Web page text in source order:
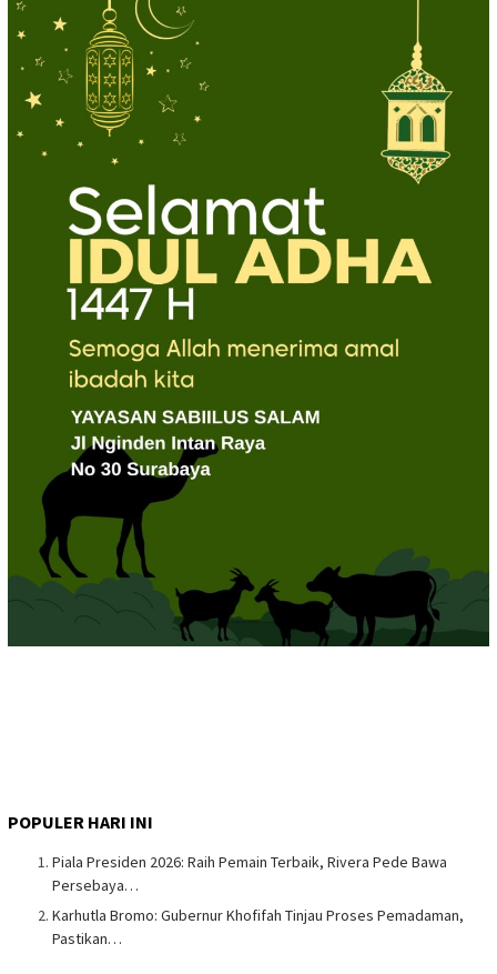
POPULER HARI INI
Piala Presiden 2026: Raih Pemain Terbaik, Rivera Pede Bawa
Persebaya…
Karhutla Bromo: Gubernur Khofifah Tinjau Proses Pemadaman,
Pastikan…